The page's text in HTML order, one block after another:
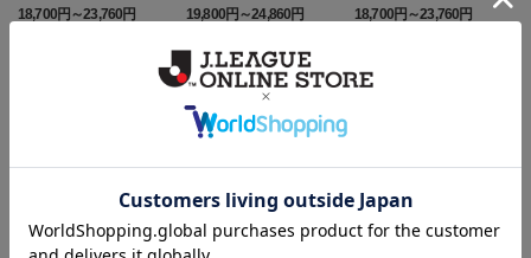
ニフォーム半袖（FP1st）
18,700円～23,760円
ニフォーム長袖（FP2n
d）
19,800円～24,860円
ニフォーム半袖（FP2n
d）
18,700円～23,760円